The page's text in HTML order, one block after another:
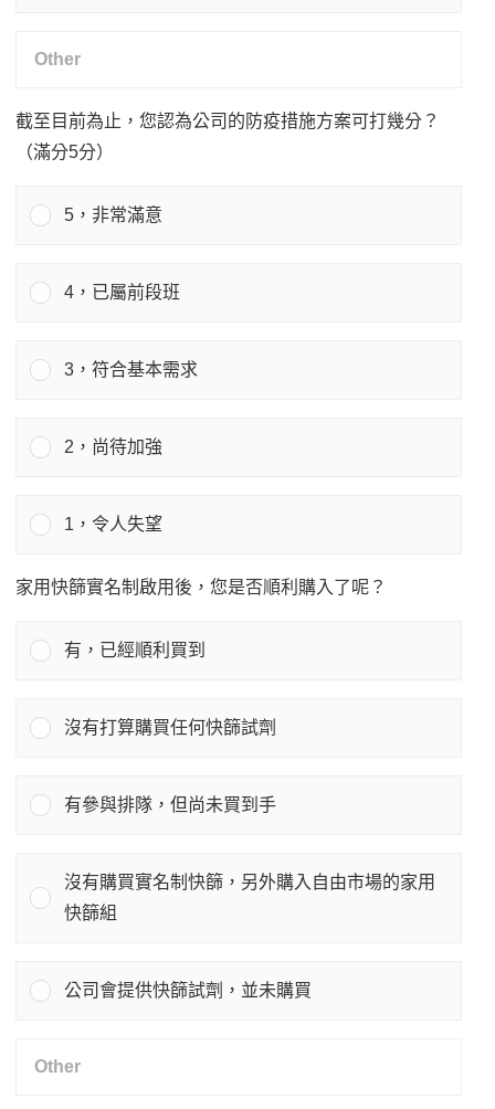
截至目前為止，您認為公司的防疫措施方案可打幾分？
（滿分5分）
5，非常滿意
4，已屬前段班
3，符合基本需求
2，尚待加強
1，令人失望
家用快篩實名制啟用後，您是否順利購入了呢？
有，已經順利買到
沒有打算購買任何快篩試劑
有參與排隊，但尚未買到手
沒有購買實名制快篩，另外購入自由市場的家用
快篩組
公司會提供快篩試劑，並未購買